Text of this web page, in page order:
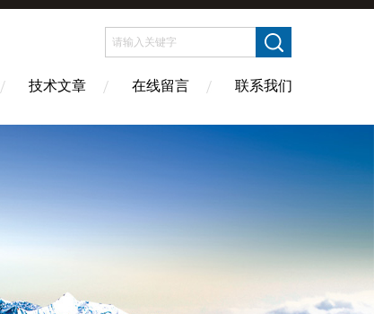
技术文章 在线留言 联系我们